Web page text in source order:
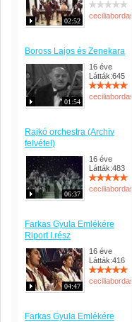
02:52
ceciliabordas
Boross Lajos és Zenekara
01:54
16 éve
Látták:645
ceciliabordas
Rajkó orchestra (Archiv
felvétel)
06:37
16 éve
Látták:483
ceciliabordas
Farkas Gyula Emlékére
Riport I.rész
04:47
16 éve
Látták:416
ceciliabordas
Farkas Gyula Emlékére